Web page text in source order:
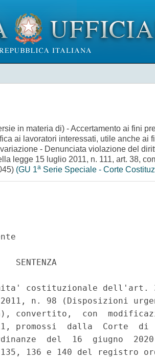
in materia di) - Accertamento ai fini
ai lavoratori interessati, utile anche ai
- Denunciata violazione del
legge 15 luglio 2011, n. 111, art. 38,
(GU 1a Serie Speciale - Corte